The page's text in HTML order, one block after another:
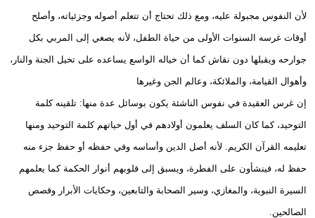
لأن النفوس مجبولة عليه، ومع ذلك تحتاج أن تتعلم أصوله وجزئياته، وأصلح
أوقات غرسه السنوات الأولى من حياة الطفل، لأنه يصغي إلى المربي بكل
جوارحه ويقبلها دون نقاش كما أن خياله الواسع يساعده على تخيل الجنة والنار،
وأهوال القيامة، والملائكة، وعالم الجن وغيرها
إن غرس العقيدة في نفوس الناشئة يكون بوسائل عدة منها: تلقينه كلمة
التوحيد، كما كان السلف يعلمون أولادهم في أول حياتهم كلمة التوحيد ومنها
تعليمه القرآن الكريم. لأنه أصل الدين وأساسه وفي حفظه أو حفظ جزء منه
حفظ له، فينشأون على الفطرة، ويسبق إلى قلوبهم أنوار الحكمة كما يعلمهم
السيرة النبوية، والمغازي، وسير الصحابة والتابعين، وحكايات الأبرار وقصص
الصالحين.